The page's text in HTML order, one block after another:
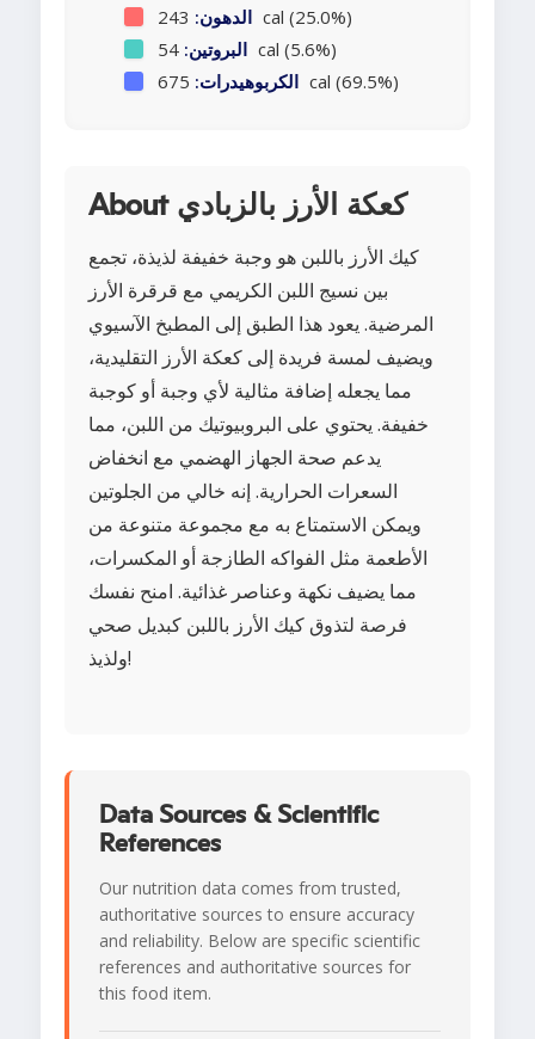
الدهون: 243 cal (25.0%)
البروتين: 54 cal (5.6%)
الكربوهيدرات: 675 cal (69.5%)
About كعكة الأرز بالزبادي
كيك الأرز باللبن هو وجبة خفيفة لذيذة، تجمع
بين نسيج اللبن الكريمي مع قرقرة الأرز
المرضية. يعود هذا الطبق إلى المطبخ الآسيوي
ويضيف لمسة فريدة إلى كعكة الأرز التقليدية،
مما يجعله إضافة مثالية لأي وجبة أو كوجبة
خفيفة. يحتوي على البروبيوتيك من اللبن، مما
يدعم صحة الجهاز الهضمي مع انخفاض
السعرات الحرارية. إنه خالي من الجلوتين
ويمكن الاستمتاع به مع مجموعة متنوعة من
الأطعمة مثل الفواكه الطازجة أو المكسرات،
مما يضيف نكهة وعناصر غذائية. امنح نفسك
فرصة لتذوق كيك الأرز باللبن كبديل صحي
ولذيذ!
Data Sources & Scientific
References
Our nutrition data comes from trusted,
authoritative sources to ensure accuracy
and reliability. Below are specific scientific
references and authoritative sources for
this food item.